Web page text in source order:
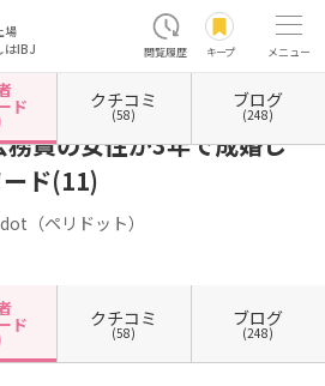
場
はIBJ
閲覧履歴 キープ メニュー
府大阪市 大阪府大阪市北区 大阪府大阪市北区堂島
員の女性が3年で成婚し
ド(11)
（ペリドット）
ド クチコミ
(58)
ブログ
(248)
ド クチコミ
(58)
ブログ
(248)